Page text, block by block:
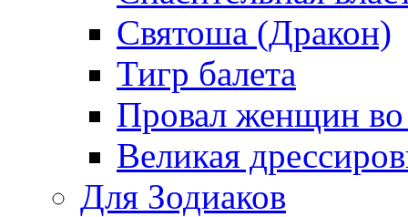
Святоша (Дракон)
Тигр балета
Провал женщин во
Великая
Для Зодиаков